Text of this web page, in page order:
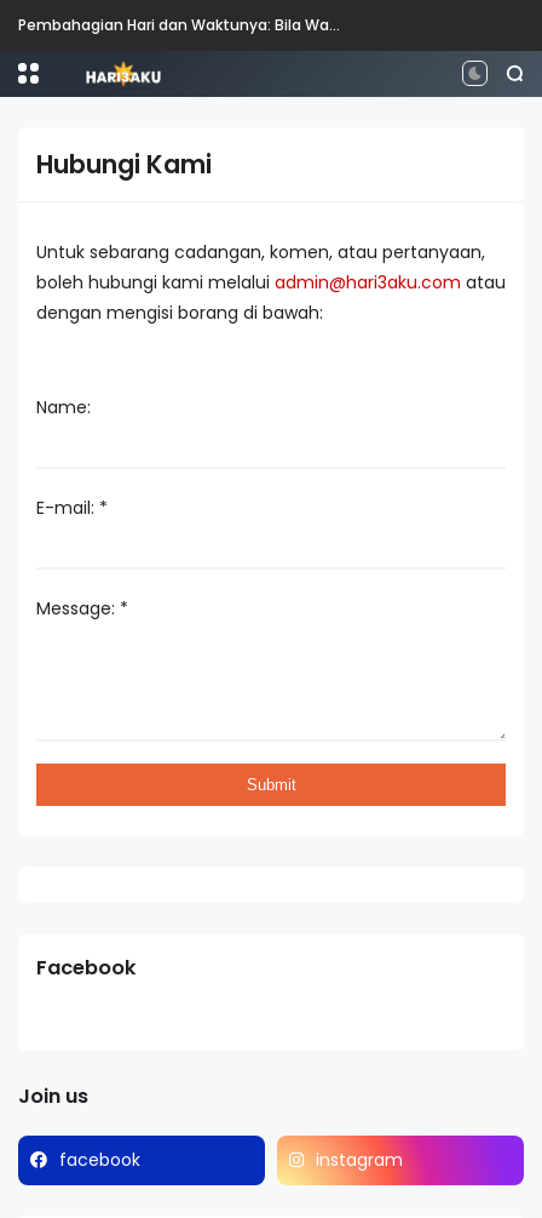
Pembahagian Hari dan Waktunya: Bila Waktunya Pagi, Tengah Hari, Petang dan Malam?
Hubungi Kami
Untuk sebarang cadangan, komen, atau pertanyaan,
boleh hubungi kami melalui admin@hari3aku.com atau
dengan mengisi borang di bawah:
Name:
E-mail: *
Message: *
Facebook
Join us
facebook instagram